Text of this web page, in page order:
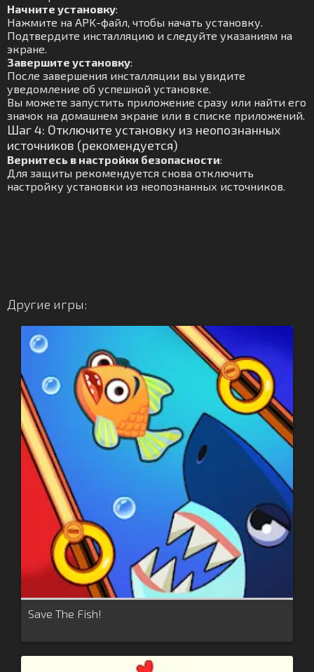
Начните установку:
Нажмите на APK-файл, чтобы начать установку.
Подтвердите инсталляцию и следуйте указаниям на
экране.
Завершите установку:
После завершения инсталляции вы увидите
уведомление об успешной установке.
Вы можете запустить приложение сразу или найти его
значок на домашнем экране или в списке приложений.
Шаг 4: Отключите установку из неопознанных
источников (рекомендуется)
Вернитесь в настройки безопасности:
Для защиты рекомендуется снова отключить
настройку установки из неопознанных источников.
Другие игры:
Save The Fish!